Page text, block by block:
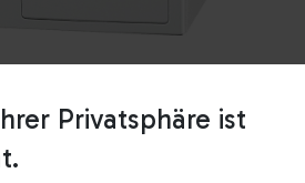
Privatsphäre ist